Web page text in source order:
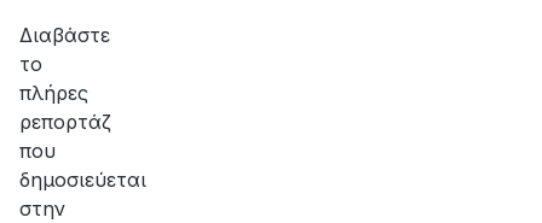
Διαβάστε
το
πλήρες
ρεπορτάζ
που
δημοσιεύεται
στην